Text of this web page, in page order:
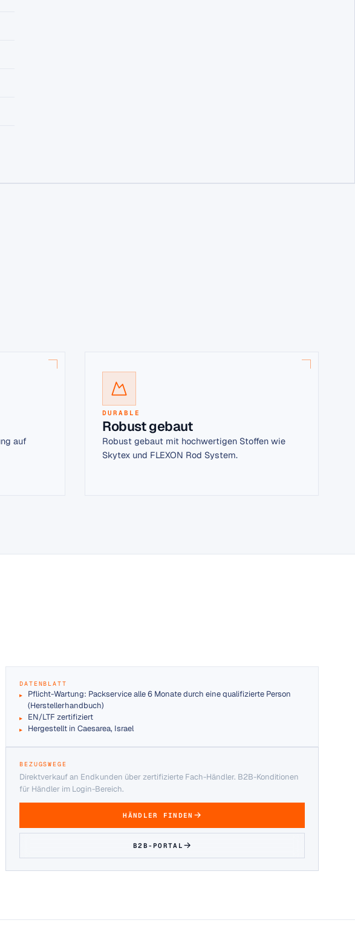
auf
DURABLE
Robust gebaut
Robust gebaut mit hochwertigen Stoffen wie
Skytex und FLEXON Rod System.
DATENBLATT
Pflicht-Wartung: Packservice alle 6 Monate durch eine qualifizierte Person
(Herstellerhandbuch)
EN/LTF zertifiziert
Hergestellt in Caesarea, Israel
BEZUGSWEGE
Direktverkauf an Endkunden über zertifizierte Fach-Händler. B2B-Konditionen
für Händler im Login-Bereich.
HÄNDLER FINDEN
B2B-PORTAL